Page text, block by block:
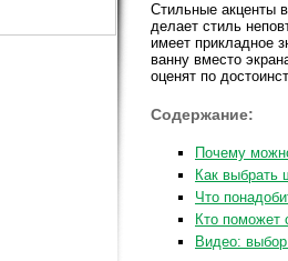
Стильные акценты
делает стиль
имеет прикладное
ванну вместо
оценят по
Содержание:
Почему
Как выбрать
Что
Кто поможет
Видео: